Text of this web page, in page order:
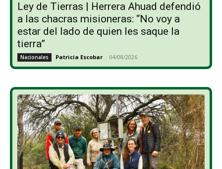
Ley de Tierras | Herrera Ahuad defendió
a las chacras misioneras: “No voy a
estar del lado de quien les saque la
tierra”
Nacionales Patricia Escobar - 04/08/2026